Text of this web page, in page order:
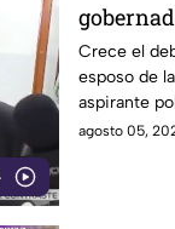
Saravia
por
Crece el
esposo de
aspirante
agosto 05,